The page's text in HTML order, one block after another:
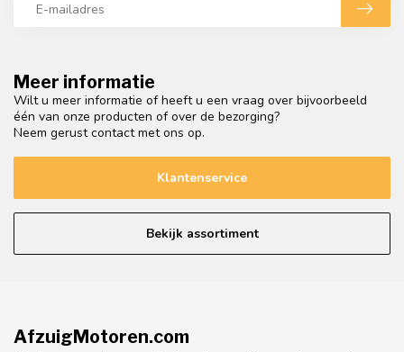
Meer informatie
Wilt u meer informatie of heeft u een vraag over bijvoorbeeld
één van onze producten of over de bezorging?
Neem gerust contact met ons op.
Klantenservice
Bekijk assortiment
AfzuigMotoren.com